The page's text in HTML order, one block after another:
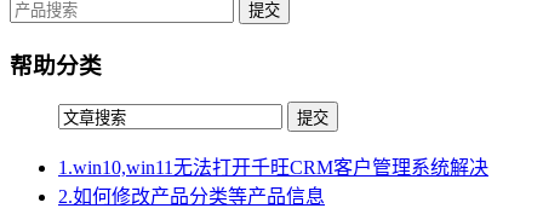
提交
帮助分类
1.win10,win11无法打开千旺CRM客户管理系统解决
2.如何修改产品分类等产品信息